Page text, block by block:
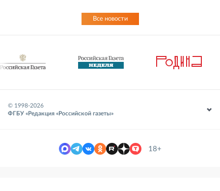
Все новости
© 1998-2026
ФГБУ «Редакция «Российской газеты»
18+